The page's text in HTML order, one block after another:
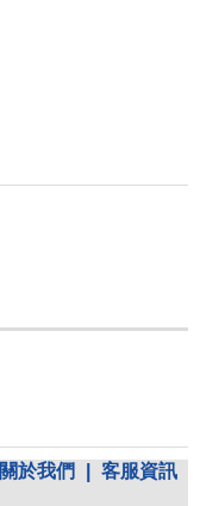
關於我們
客服資訊